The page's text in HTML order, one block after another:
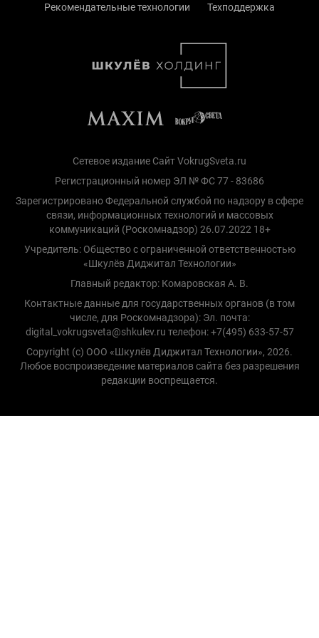
Рекомендательные технологии
Техподдержка
Сетевое издание Сайт VokrugSveta.ru
Регистрационный номер ЭЛ № ФС 77 - 83686
Зарегистрировано Федеральной службой по надзору в сфере
связи, информационных технологий и массовых
коммуникаций (Роскомнадзор) 26.07.2022 18+
Учредитель: Общество с ограниченной ответственностью
«Шкулёв Диджитал Технологии»
Главный редактор: Комаровская А. В.
Контактные данные для государственных органов (в том
числе, для Роскомнадзора): Эл. почта:
digital_vokrugsveta@shkulev.ru телефон: +7(495) 633-57-57
Copyright (с) ООО «Шкулёв Диджитал Технологии», 2026.
Любое воспроизведение материалов сайта без разрешения
редакции воспрещается.